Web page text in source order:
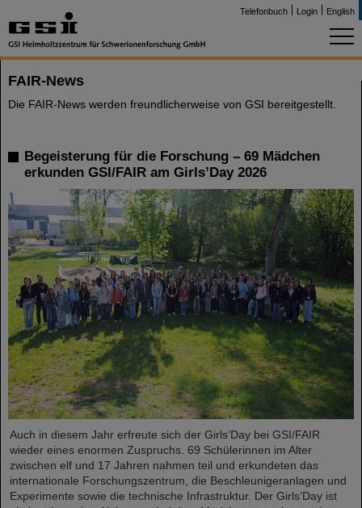
Telefonbuch Login English
FAIR-News
Die FAIR-News werden freundlicherweise von GSI bereitgestellt.
Begeisterung für die Forschung – 69 Mädchen
erkunden GSI/FAIR am Girls’Day 2026
Auch in diesem Jahr erfreute sich der Girls’Day bei GSI/FAIR
wieder eines enormen Zuspruchs. 69 Schülerinnen im Alter
zwischen elf und 17 Jahren nahmen teil und erkundeten das
internationale Forschungszentrum, die Beschleunigeranlagen und
Experimente sowie die technische Infrastruktur. Der Girls’Day ist